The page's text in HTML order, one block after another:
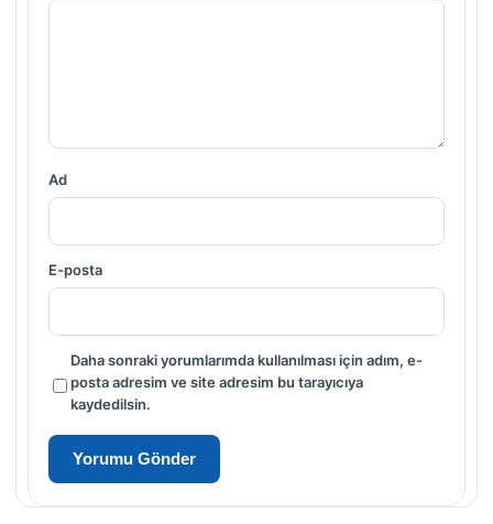
Ad
E-posta
Daha sonraki yorumlarımda kullanılması için adım, e-
posta adresim ve site adresim bu tarayıcıya
kaydedilsin.